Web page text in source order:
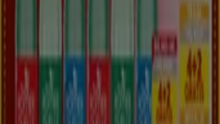
Flyer und beste Angebote in Traun
Koffer WaschmaschineHolzbriketts
Supermärkte in anderen Städten
Salzburg
Klagenfurt
am Wörthersee
St. Pölten Villach Wels
Neustadt
Gaißau Steyr Dornbirn
Vösendorf